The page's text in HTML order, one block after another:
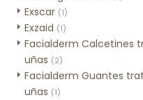
Exscar (1)
Exzaid (1)
Facialderm Calcetines
uñas (2)
Facialderm Guantes
uñas (1)